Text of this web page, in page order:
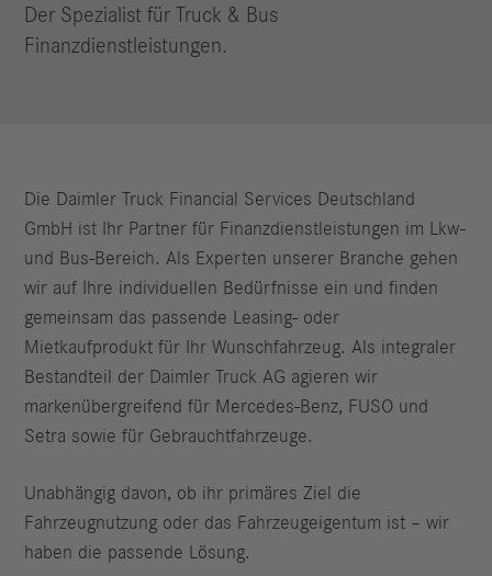
Der Spezialist für Truck & Bus
Finanzdienstleistungen.
Die Daimler Truck Financial Services Deutschland
GmbH ist Ihr Partner für Finanzdienstleistungen im Lkw-
und Bus-Bereich. Als Experten unserer Branche gehen
wir auf Ihre individuellen Bedürfnisse ein und finden
gemeinsam das passende Leasing- oder
Mietkaufprodukt für Ihr Wunschfahrzeug. Als integraler
Bestandteil der Daimler Truck AG agieren wir
markenübergreifend für Mercedes-Benz, FUSO und
Setra sowie für Gebrauchtfahrzeuge.
Unabhängig davon, ob ihr primäres Ziel die
Fahrzeugnutzung oder das Fahrzeugeigentum ist – wir
haben die passende Lösung.